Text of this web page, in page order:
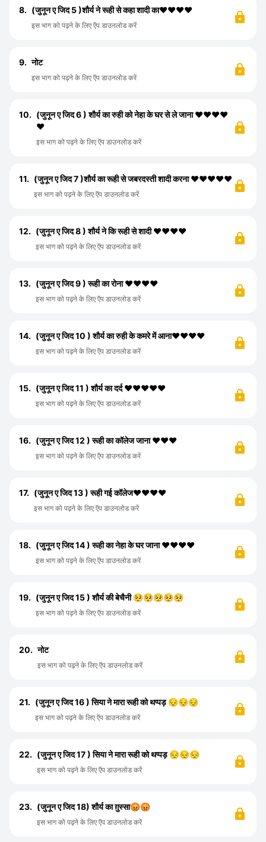
8. (जुनून ए जिद 5 )शौर्य ने रूही से कहा शादी का❤️❤️❤️❤️
इस भाग को पढ़ने के लिए ऍप डाउनलोड करें
9. नोट
इस भाग को पढ़ने के लिए ऍप डाउनलोड करें
10. (जुनून ए जिद 6 ) शौर्य का रुही को नेहा के घर से ले जाना ❤️❤️❤️❤️
❤️
इस भाग को पढ़ने के लिए ऍप डाउनलोड करें
11. (जुनून ए जिद 7 )शौर्य का रूही से जबरदस्ती शादी करना ❤️❤️❤️❤️❤️
इस भाग को पढ़ने के लिए ऍप डाउनलोड करें
12. (जुनून ए जिद 8 ) शौर्य ने कि रूही से शादी ❤️❤️❤️❤️
इस भाग को पढ़ने के लिए ऍप डाउनलोड करें
13. (जुनून ए जिद 9 ) रूही का रोना ❤️❤️❤️❤️
इस भाग को पढ़ने के लिए ऍप डाउनलोड करें
14. (जुनून ए जिद 10 ) शौर्य का रुही के कमरे में आना❤️❤️❤️❤️
इस भाग को पढ़ने के लिए ऍप डाउनलोड करें
15. (जुनून ए जिद 11 ) शौर्य का दर्द ❤️❤️❤️❤️❤️
इस भाग को पढ़ने के लिए ऍप डाउनलोड करें
16. (जुनून ए जिद 12 ) रूही का‌ कॉलेज जाना ❤️❤️❤️
इस भाग को पढ़ने के लिए ऍप डाउनलोड करें
17. (जुनून ए जिद 13 ) रूही गई कॉलेज♥️♥️♥️♥️
इस भाग को पढ़ने के लिए ऍप डाउनलोड करें
18. (जुनून ए जिद 14 ) रूही का नेहा के घर जाना ❤️❤️❤️❤️
इस भाग को पढ़ने के लिए ऍप डाउनलोड करें
19. (जुनून ए जिद 15 ) शौर्य की बेचैनी 🥺🥺🥺🥺🥺
इस भाग को पढ़ने के लिए ऍप डाउनलोड करें
20. नोट
इस भाग को पढ़ने के लिए ऍप डाउनलोड करें
21. (जुनून ए जिद 16 ) सिया ने मारा रूही को थप्पड़ 😔😔😔
इस भाग को पढ़ने के लिए ऍप डाउनलोड करें
22. (जुनून ए जिद 17 ) सिया ने मारा रूही को थप्पड़ 😔😔😔
इस भाग को पढ़ने के लिए ऍप डाउनलोड करें
23. (जुनून ए जिद 18) शौर्य का ग़ुस्सा😡😡
इस भाग को पढ़ने के लिए ऍप डाउनलोड करें